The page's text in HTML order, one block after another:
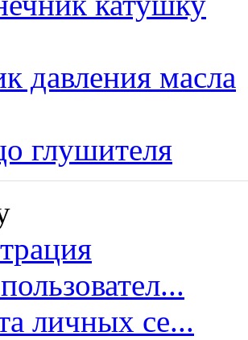
давления масла
глушителя
личных се...